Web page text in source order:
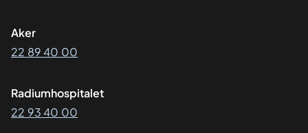
Aker
22 89 40 00
Radiumhospitalet
22 93 40 00